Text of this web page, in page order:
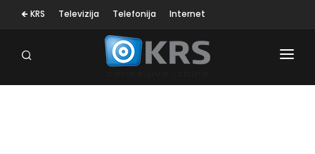
🡸 KRS Televizija Telefonija Internet